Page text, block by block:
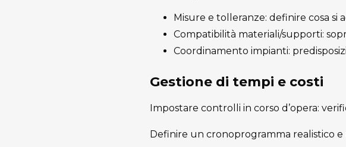
Misure e tolleranze: definire cosa si
Compatibilità materiali/supporti:
Coordinamento impianti:
Gestione di tempi e costi
Impostare controlli in corso d’opera:
Definire un cronoprogramma realistico